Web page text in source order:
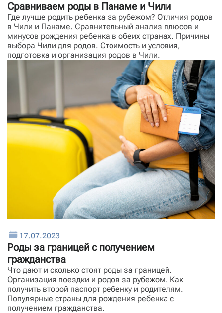
Сравниваем роды в Панаме и Чили
Где лучше родить ребенка за рубежом? Отличия родов
в Чили и Панаме. Сравнительный анализ плюсов и
минусов рождения ребенка в обеих странах. Причины
выбора Чили для родов. Стоимость и условия,
подготовка и организация родов в Чили.
17.07.2023
Роды за границей с получением
гражданства
Что дают и сколько стоят роды за границей.
Организация поездки и родов за рубежом. Как
получить второй паспорт ребенку и родителям.
Популярные страны для рождения ребенка с
получением гражданства.